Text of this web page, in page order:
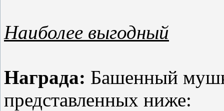
Наиболее выгодный
Награда: Башенный
представленных ниже: